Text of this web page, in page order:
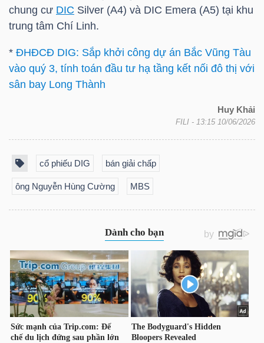
chung cư DIC Silver (A4) và DIC Emera (A5) tại khu
trung tâm Chí Linh.
* ĐHĐCĐ DIG: Sắp khởi công dự án Bắc Vũng Tàu
vào quý 3, tính toán đầu tư hạ tầng kết nối đô thị với
sân bay Long Thành
Huy Khải
FILI - 13:15 10/06/2026
cổ phiếu DIG bán giải chấp
ông Nguyễn Hùng Cường MBS
LƯỢNG
NGUYÊN
CÔNG
NGHIỆP
TIÊU
DÙNG
KHÔNG
THIẾT